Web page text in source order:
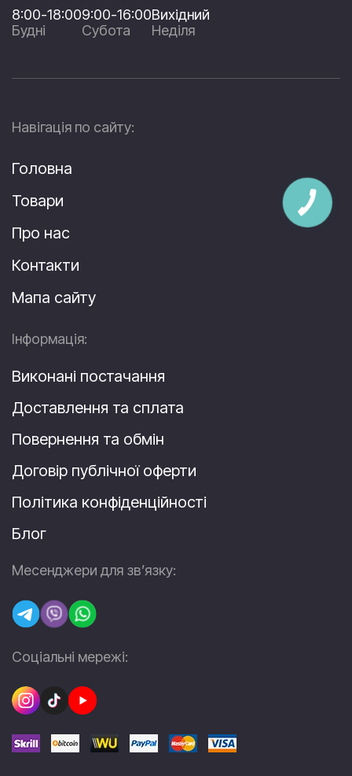
8:00-18:00
Будні
9:00-16:00
Субота
Вихідний
Неділя
Навігація по сайту:
Головна
Товари
Про нас
Контакти
Мапа сайту
Інформація:
Виконані постачання
Доставлення та сплата
Повернення та обмін
Договір публічної оферти
Політика конфіденційності
Блог
Месенджери для зв’язку:
Соціальні мережі: